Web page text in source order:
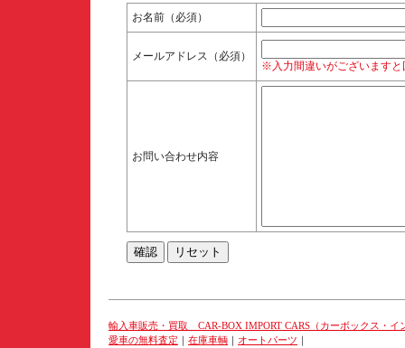
お名前（必須）
メールアドレス（必須）
※入力間違いがございますと
お問い合わせ内容
輸入車販売・買取 CAR-BOX IMPORT CARS（カーボックス・イ
愛車の無料査定 ｜ 在庫車輌 ｜ オートパーツ ｜